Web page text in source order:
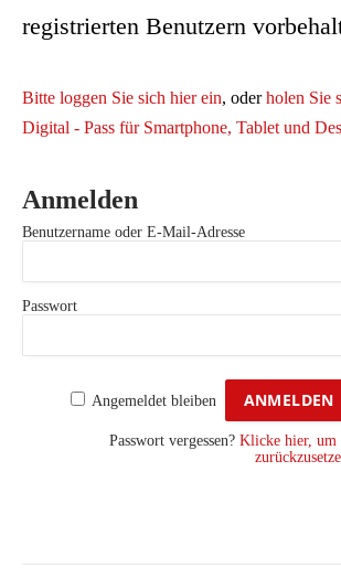
registrierten Benutzern
Bitte loggen Sie sich hier ein, oderholen Sie
Digital - Pass für Smartphone, Tablet und
Anmelden
Benutzername oder E-Mail-Adresse
Passwort
Angemeldet bleiben
Passwort vergessen? Klicke hier, um